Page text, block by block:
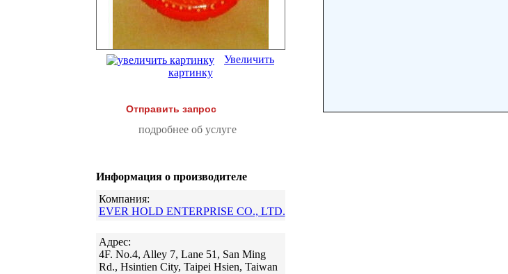
Увеличить
картинку
Отправить запрос
подробнее об услуге
Информация о производителе
Компания:
EVER HOLD ENTERPRISE CO., LTD.
Адрес:
4F. No.4, Alley 7, Lane 51, San Ming
Rd., Hsintien City, Taipei Hsien, Taiwan